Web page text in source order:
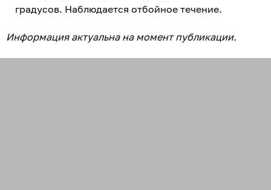
градусов. Наблюдается отбойное течение.
Информация актуальна на момент публикации.